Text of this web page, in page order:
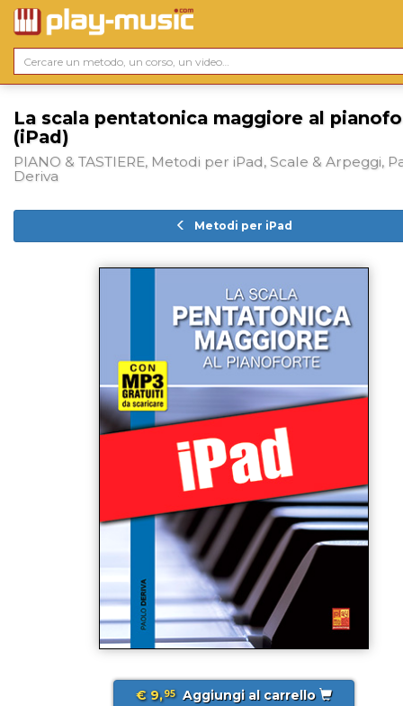
La scala pentatonica maggiore al
(iPad)
PIANO & TASTIERE, Metodi per iPad, Scale & Arpeggi,
Deriva
Metodi per iPad
€ 9,95 Aggiungi al carrello